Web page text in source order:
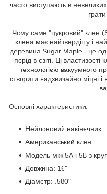
часто виступають в
грати
Чому саме "цукровий" клен
клена має найтвердішу і
деревина Sugar Maple - це
порід в світі. Ці
технологією вакуумного
створити надзвичайно міцні
Основні характеристики:
Нейлоновий накінечник
Американський клен
Модель між 5А і 5В з
Довжина: 16"
Діаметр: .580"